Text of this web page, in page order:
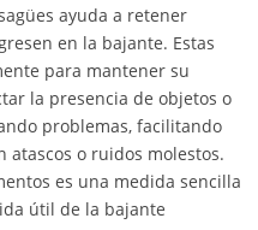
ayuda a retener
en la bajante. Estas
para mantener su
la presencia de objetos o
problemas, facilitando
o ruidos molestos.
es una medida sencilla
útil de la bajante